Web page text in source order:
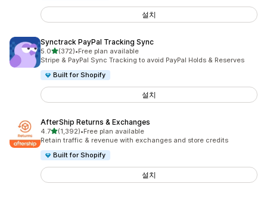
설치
Synctrack PayPal Tracking Sync
5.0별 5개 중
(372)
총 리뷰 372개
•Free plan available
Stripe & PayPal Sync Tracking to avoid PayPal Holds & Reserves
Built for Shopify
설치
AfterShip Returns & Exchanges
4.7별 5개 중
(1,392)
총 리뷰 1392개
•Free plan available
Retain traffic & revenue with exchanges and store credits
Built for Shopify
설치